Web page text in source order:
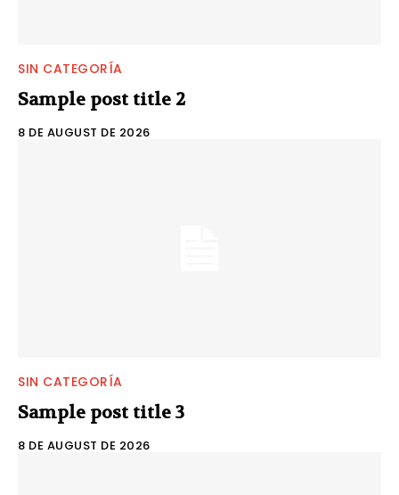
SIN CATEGORÍA
Sample post title 2
8 DE AUGUST DE 2026
SIN CATEGORÍA
Sample post title 3
8 DE AUGUST DE 2026